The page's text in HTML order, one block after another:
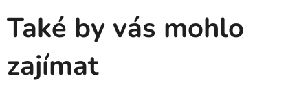
Také by vás mohlo
zajímat